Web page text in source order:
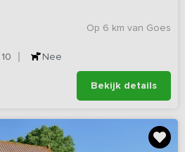
Op 6 km van Goes
10 Nee
Bekijk details